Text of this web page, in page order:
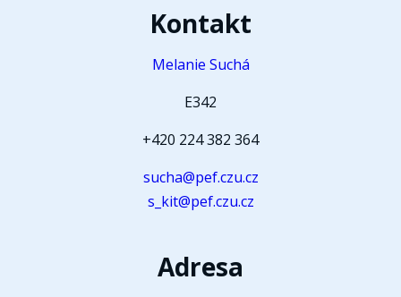
Kontakt
Melanie Suchá
E342
+420 224 382 364
sucha@pef.czu.cz
s_kit@pef.czu.cz
Adresa